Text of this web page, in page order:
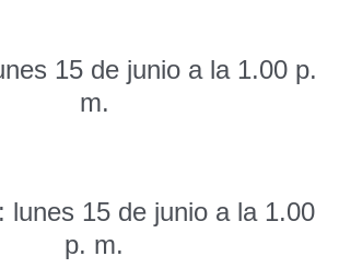
15 de junio a la 1.00 p.
m.
lunes 15 de junio a la 1.00
p. m.